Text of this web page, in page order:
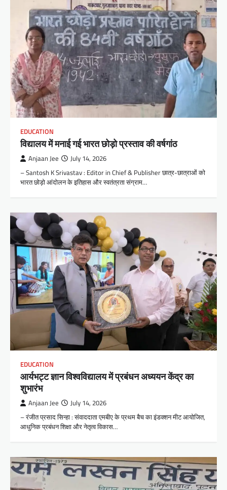
EDUCATION
विद्यालय में मनाई गई भारत छोड़ो प्रस्ताव की वर्षगांठ
Anjaan Jee July 14, 2026
– Santosh K Srivastav : Editor in Chief & Publisher छात्र-छात्राओं को
भारत छोड़ो आंदोलन के इतिहास और स्वतंत्रता संग्राम…
EDUCATION
आर्यभट्ट ज्ञान विश्वविद्यालय में प्रबंधन अध्ययन केंद्र का
शुभारंभ
Anjaan Jee July 14, 2026
– रंजीत प्रसाद सिन्हा : संवाददाता एमबीए के प्रथम बैच का इंडक्शन मीट आयोजित,
आधुनिक प्रबंधन शिक्षा और नेतृत्व विकास…